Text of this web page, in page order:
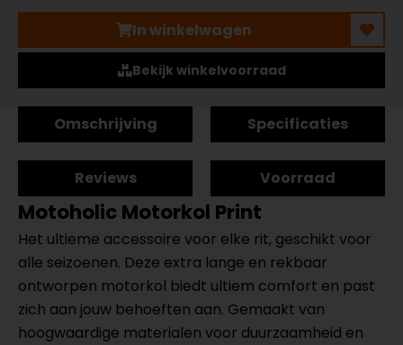
In winkelwagen
Bekijk winkelvoorraad
Omschrijving Specificaties
Reviews Voorraad
Motoholic Motorkol Print
Het ultieme accessoire voor elke rit, geschikt voor
alle seizoenen. Deze extra lange en rekbaar
ontworpen motorkol biedt ultiem comfort en past
zich aan jouw behoeften aan. Gemaakt van
hoogwaardige materialen voor duurzaamheid en